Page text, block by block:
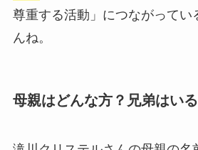
尊重する活動」につながってい
んね。
母親はどんな方？兄弟はい